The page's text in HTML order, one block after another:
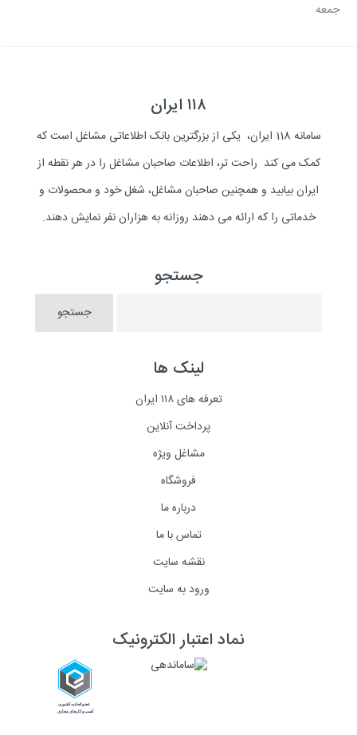
جمعه
۱۱۸ ایران
سامانه 118 ایران، یکی از بزرگترین بانک اطلاعاتی مشاغل است که
کمک می کند راحت تر، اطلاعات صاحبان مشاغل را در هر نقطه از
ایران بیابید و همچنین صاحبان مشاغل، شغل خود و محصولات و
خدماتی را که ارائه می دهند روزانه به هزاران نفر نمایش دهند.
جستجو
لینک ها
تعرفه های ۱۱۸ ایران
پرداخت آنلاین
مشاغل ویژه
فروشگاه
درباره ما
تماس با ما
نقشه سایت
ورود به سایت
نماد اعتبار الکترونیک